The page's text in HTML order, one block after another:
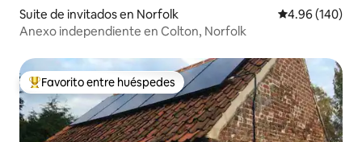
Suite de invitados en Norfolk Calificación
4.96 (140)
Anexo independiente en Colton, Norfolk
Favorito entre huéspedes preferido
Favorito entre huéspedes